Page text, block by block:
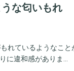
な匂いもれ
れているようなこ
に違和感がありま...